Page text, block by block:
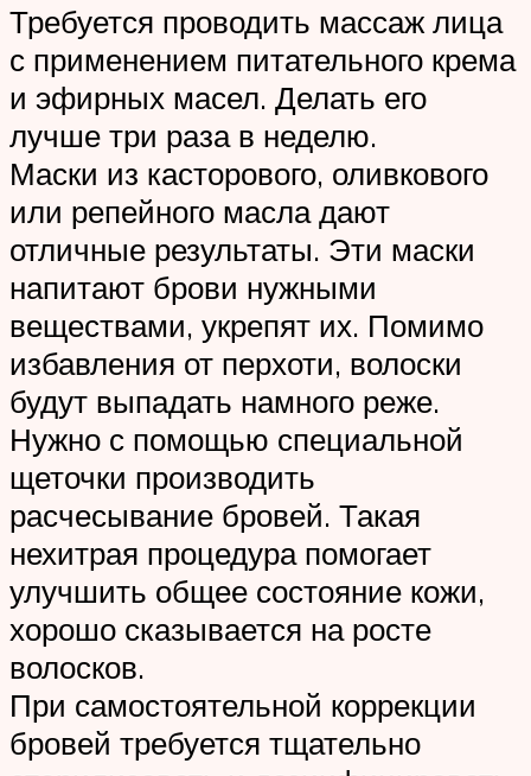
Требуется проводить массаж лица
с применением питательного крема
и эфирных масел. Делать его
лучше три раза в неделю.
Маски из касторового, оливкового
или репейного масла дают
отличные результаты. Эти маски
напитают брови нужными
веществами, укрепят их. Помимо
избавления от перхоти, волоски
будут выпадать намного реже.
Нужно с помощью специальной
щеточки производить
расчесывание бровей. Такая
нехитрая процедура помогает
улучшить общее состояние кожи,
хорошо сказывается на росте
волосков.
При самостоятельной коррекции
бровей требуется тщательно